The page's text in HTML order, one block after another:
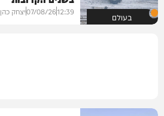
בעולם 12:39
07/08/26יצחק כהן